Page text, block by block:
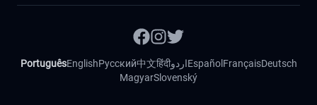
PortuguêsEnglishРусский中文हिंदीاردوEspañol FrançaisDeutsch
MagyarSlovenský